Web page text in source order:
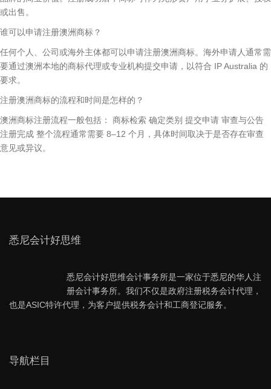
或出售。
谁可以申请注册澳洲商标？
任何个人、公司或海外主体都可以申请注册澳洲商标。海外申请人通常需
要通过澳洲本地的商标代理或专业机构提交申请，以符合 IP Australia 的
要求。
注册澳洲商标的流程和时间是怎样的？
澳洲商标注册流程一般包括： 商标检索 确定类别 提交申请 审查与公告
注册完成 整个流程通常需要 8–12 个月，具体时间取决于是否存在审查
意见或异议。
悉尼会计好思维
悉尼会计好思维会计事务所是一家位于悉尼的华人注
册会计事务所。我们不仅是政府注册税务会计代理，
也是ASIC特许代理，为客户提供税务会计和工商登记服务。
导航栏目